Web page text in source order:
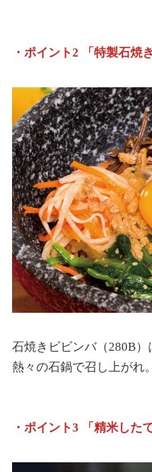
・ポイント2 「特製石焼
石焼きビビンバ（280B
熱々の石鍋で召し上がれ。
・ポイント3 「精米した